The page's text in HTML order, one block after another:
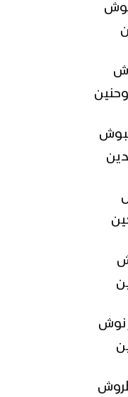
الليث
| عيسى الليث
– 1441هـ
| عيسى الليث –
نوش
طروش